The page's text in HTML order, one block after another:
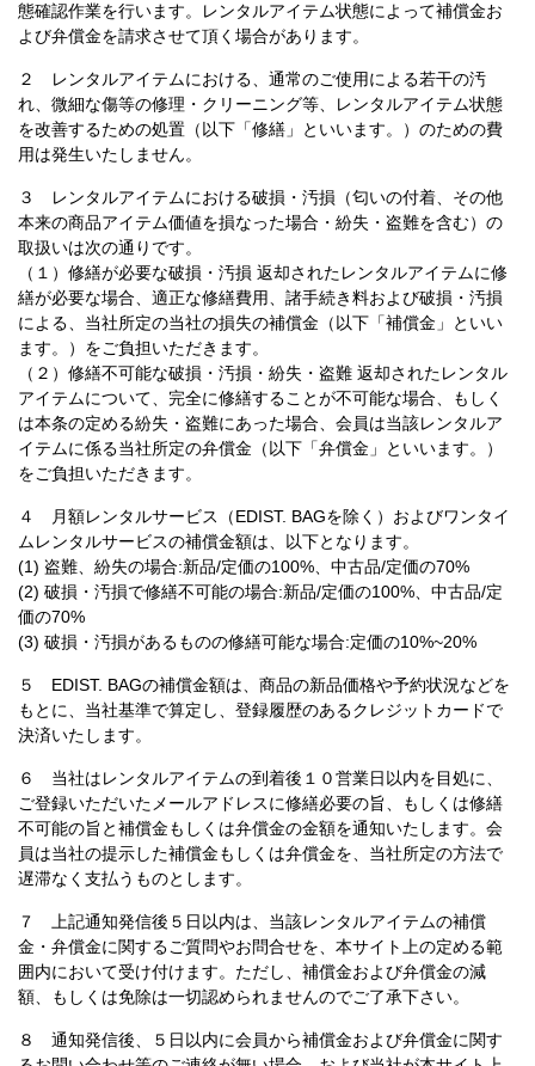
態確認作業を行います。レンタルアイテム状態によって補償金お
よび弁償金を請求させて頂く場合があります。
２ レンタルアイテムにおける、通常のご使用による若干の汚
れ、微細な傷等の修理・クリーニング等、レンタルアイテム状態
を改善するための処置（以下「修繕」といいます。）のための費
用は発生いたしません。
３ レンタルアイテムにおける破損・汚損（匂いの付着、その他
本来の商品アイテム価値を損なった場合・紛失・盗難を含む）の
取扱いは次の通りです。
（１）修繕が必要な破損・汚損 返却されたレンタルアイテムに修
繕が必要な場合、適正な修繕費用、諸手続き料および破損・汚損
による、当社所定の当社の損失の補償金（以下「補償金」といい
ます。）をご負担いただきます。
（２）修繕不可能な破損・汚損・紛失・盗難 返却されたレンタル
アイテムについて、完全に修繕することが不可能な場合、もしく
は本条の定める紛失・盗難にあった場合、会員は当該レンタルア
イテムに係る当社所定の弁償金（以下「弁償金」といいます。）
をご負担いただきます。
４ 月額レンタルサービス（EDIST. BAGを除く）およびワンタイ
ムレンタルサービスの補償金額は、以下となります。
(1) 盗難、紛失の場合:新品/定価の100%、中古品/定価の70%
(2) 破損・汚損で修繕不可能の場合:新品/定価の100%、中古品/定
価の70%
(3) 破損・汚損があるものの修繕可能な場合:定価の10%~20%
５ EDIST. BAGの補償金額は、商品の新品価格や予約状況などを
もとに、当社基準で算定し、登録履歴のあるクレジットカードで
決済いたします。
６ 当社はレンタルアイテムの到着後１０営業日以内を目処に、
ご登録いただいたメールアドレスに修繕必要の旨、もしくは修繕
不可能の旨と補償金もしくは弁償金の金額を通知いたします。会
員は当社の提示した補償金もしくは弁償金を、当社所定の方法で
遅滞なく支払うものとします。
７ 上記通知発信後５日以内は、当該レンタルアイテムの補償
金・弁償金に関するご質問やお問合せを、本サイト上の定める範
囲内において受け付けます。ただし、補償金および弁償金の減
額、もしくは免除は一切認められませんのでご了承下さい。
８ 通知発信後、５日以内に会員から補償金および弁償金に関す